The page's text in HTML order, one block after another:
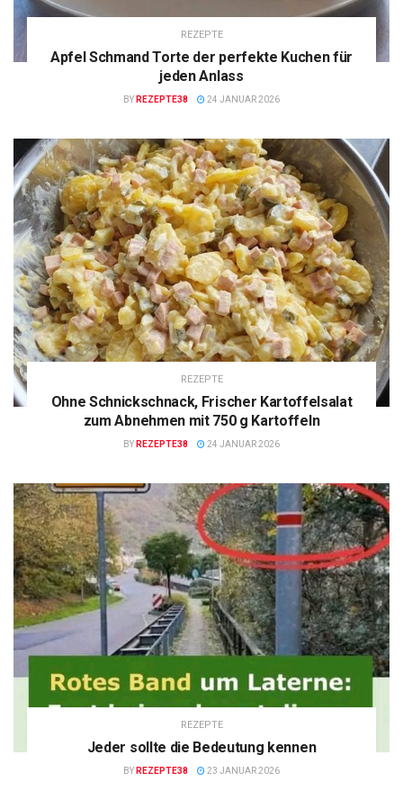
REZEPTE
Apfel Schmand Torte der perfekte Kuchen für
jeden Anlass
BY REZEPTE38 24 JANUAR 2026
REZEPTE
Ohne Schnickschnack, Frischer Kartoffelsalat
zum Abnehmen mit 750 g Kartoffeln
BY REZEPTE38 24 JANUAR 2026
REZEPTE
Jeder sollte die Bedeutung kennen
BY REZEPTE38 23 JANUAR 2026